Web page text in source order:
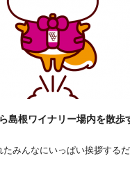
島根ワイナリー場内を散歩
たみんなにいっぱい挨拶する